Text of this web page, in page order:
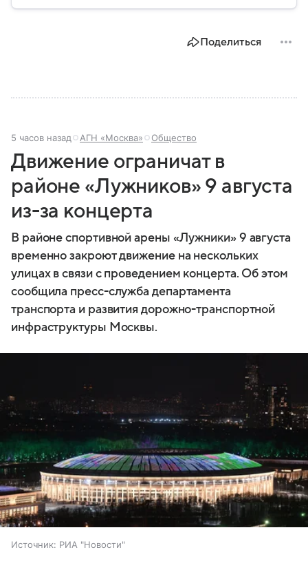
Поделиться
5 часов назад АГН «Москва» Общество
Движение ограничат в
районе «Лужников» 9 августа
из-за концерта
В районе спортивной арены «Лужники» 9 августа
временно закроют движение на нескольких
улицах в связи с проведением концерта. Об этом
сообщила пресс-служба департамента
транспорта и развития дорожно-транспортной
инфраструктуры Москвы.
Источник: РИА "Новости"